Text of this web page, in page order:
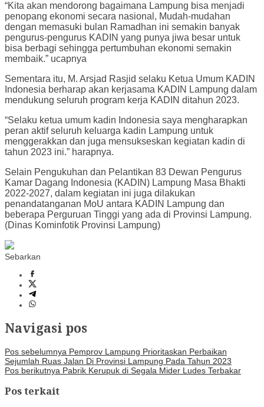
“Kita akan mendorong bagaimana Lampung bisa menjadi
penopang ekonomi secara nasional, Mudah-mudahan
dengan memasuki bulan Ramadhan ini semakin banyak
pengurus-pengurus KADIN yang punya jiwa besar untuk
bisa berbagi sehingga pertumbuhan ekonomi semakin
membaik.” ucapnya
Sementara itu, M. Arsjad Rasjid selaku Ketua Umum KADIN
Indonesia berharap akan kerjasama KADIN Lampung dalam
mendukung seluruh program kerja KADIN ditahun 2023.
“Selaku ketua umum kadin Indonesia saya mengharapkan
peran aktif seluruh keluarga kadin Lampung untuk
menggerakkan dan juga mensukseskan kegiatan kadin di
tahun 2023 ini.” harapnya.
Selain Pengukuhan dan Pelantikan 83 Dewan Pengurus
Kamar Dagang Indonesia (KADIN) Lampung Masa Bhakti
2022-2027, dalam kegiatan ini juga dilakukan
penandatanganan MoU antara KADIN Lampung dan
beberapa Perguruan Tinggi yang ada di Provinsi Lampung.
(Dinas Kominfotik Provinsi Lampung)
Sebarkan
Navigasi pos
Pos sebelumnya Pemprov Lampung Prioritaskan Perbaikan
Sejumlah Ruas Jalan Di Provinsi Lampung Pada Tahun 2023
Pos berikutnya Pabrik Kerupuk di Segala Mider Ludes Terbakar
Pos terkait